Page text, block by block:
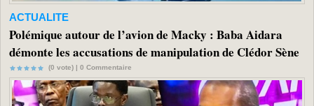
ACTUALITE
Polémique autour de l’avion de Macky : Baba Aidara
démonte les accusations de manipulation de Clédor Sène
(0 vote) | 0 Commentaire